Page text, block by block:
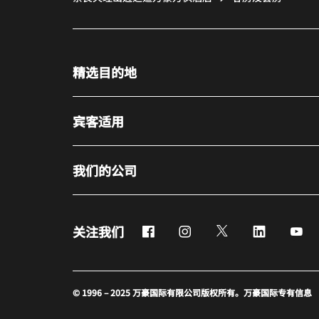
精选目的地
宾客适用
我们的公司
关注我们 FacebookInstagramTwitter LinkedIn
© 1996 – 2025 万豪国际有限公司版权所有。万豪国际专有信息